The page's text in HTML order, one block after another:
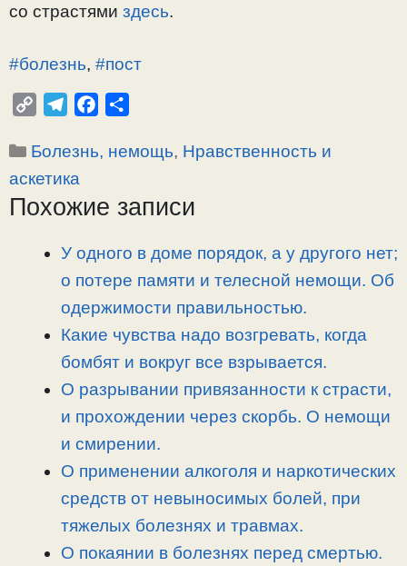
со страстями здесь.
#болезнь, #пост
p
y
L
l
e
g
a
b
п
а
Рубрики
Болезнь, немощь, Нравственность и
аскетика
Похожие записи
У одного в доме порядок, а у другого нет;
о потере памяти и телесной немощи. Об
одержимости правильностью.
Какие чувства надо возгревать, когда
бомбят и вокруг все взрывается.
О разрывании привязанности к страсти,
и прохождении через скорбь. О немощи
и смирении.
О применении алкоголя и наркотических
средств от невыносимых болей, при
тяжелых болезнях и травмах.
О покаянии в болезнях перед смертью.